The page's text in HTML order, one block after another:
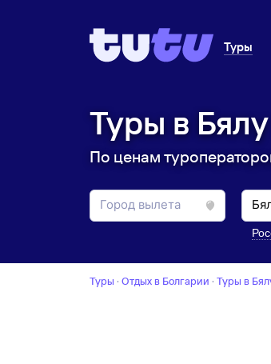
Туры
Туры в
По ценам
Туры · Отдых в Болгарии · Туры в